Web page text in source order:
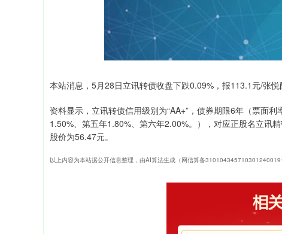
本站消息，5月28日立讯转债收盘下跌0.09%，报113.1元/张
资料显示，立讯转债信用级别为“AA+”，债券期限6年（票面
1.50%、第五年1.80%、第六年2.00%。），对应正股名立讯
股价为56.47元。
以上内容为本站据公开信息整理，由AI算法生成（网信算备310104345710301240019
上证指数 3940.04 39.68